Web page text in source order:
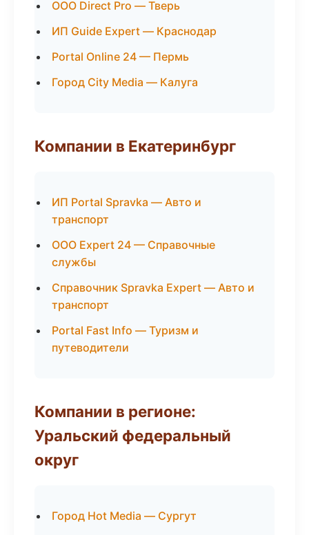
ООО Direct Pro — Тверь
ИП Guide Expert — Краснодар
Portal Online 24 — Пермь
Город City Media — Калуга
Компании в Екатеринбург
ИП Portal Spravka — Авто и
транспорт
ООО Expert 24 — Справочные
службы
Справочник Spravka Expert — Авто и
транспорт
Portal Fast Info — Туризм и
путеводители
Компании в регионе:
Уральский федеральный
округ
Город Hot Media — Сургут